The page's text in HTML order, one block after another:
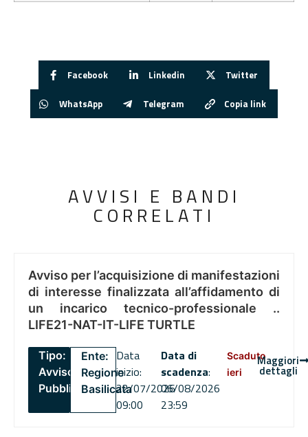
Facebook Linkedin Twitter
WhatsApp Telegram Copia link
AVVISI E BANDI
CORRELATI
Avviso per l’acquisizione di manifestazioni
di interesse finalizzata all’affidamento di
un incarico tecnico-professionale ..
LIFE21-NAT-IT-LIFE TURTLE
Tipo:
Avviso
Pubblico
Ente:
Regione
Basilicata
Data
inizio:
22/07/2026
09:00
Data di
scadenza:
06/08/2026
23:59
Scaduto
ieri
Maggiori
dettagli